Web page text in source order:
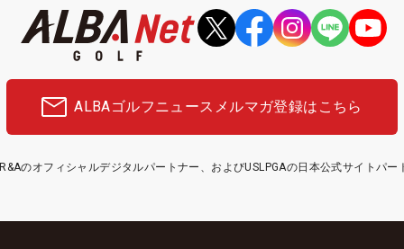
ALBAゴルフニュース メルマガ登録はこちら
のオフィシャルデジタルパートナー、およびUSLPGAの日本公式サイトパー